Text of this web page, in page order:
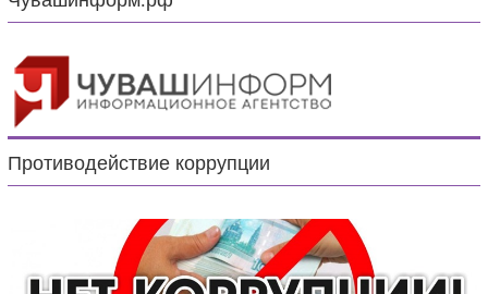
Противодействие коррупции